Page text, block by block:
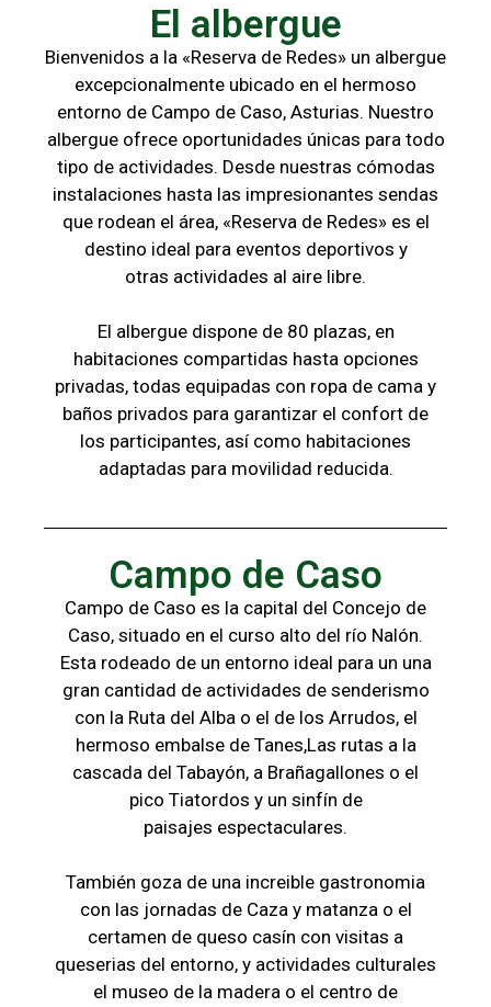
El albergue
Bienvenidos a la «Reserva de Redes» un albergue
excepcionalmente ubicado en el hermoso
entorno de Campo de Caso, Asturias. Nuestro
albergue ofrece oportunidades únicas para todo
tipo de actividades. Desde nuestras cómodas
instalaciones hasta las impresionantes sendas
que rodean el área, «Reserva de Redes» es el
destino ideal para eventos deportivos y
otras actividades al aire libre.
El albergue dispone de 80 plazas, en
habitaciones compartidas hasta opciones
privadas, todas equipadas con ropa de cama y
baños privados para garantizar el confort de
los participantes, así como habitaciones
adaptadas para movilidad reducida.
Campo de Caso
Campo de Caso es la capital del Concejo de
Caso, situado en el curso alto del río Nalón.
Esta rodeado de un entorno ideal para un una
gran cantidad de actividades de senderismo
con la Ruta del Alba o el de los Arrudos, el
hermoso embalse de Tanes,Las rutas a la
cascada del Tabayón, a Brañagallones o el
pico Tiatordos y un sinfín de
paisajes espectaculares.
También goza de una increible gastronomia
con las jornadas de Caza y matanza o el
certamen de queso casín con visitas a
queserias del entorno, y actividades culturales
el museo de la madera o el centro de